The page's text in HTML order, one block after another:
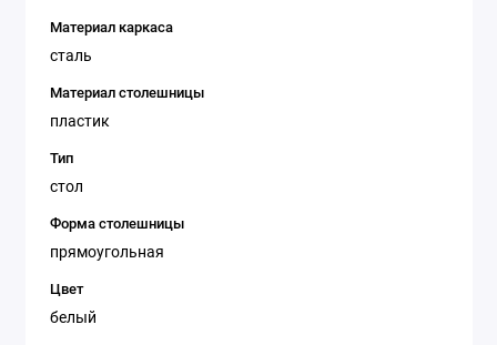
Материал каркаса
сталь
Материал столешницы
пластик
Тип
стол
Форма столешницы
прямоугольная
Цвет
белый